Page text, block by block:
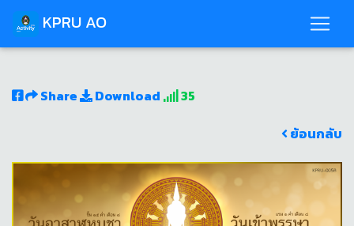
KPRU AO
Share Download
35
ย้อนกลับ